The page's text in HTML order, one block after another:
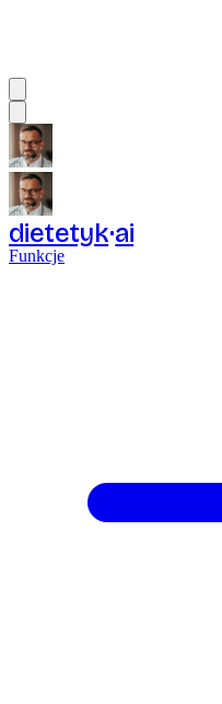
dietetyk ai
Funkcje